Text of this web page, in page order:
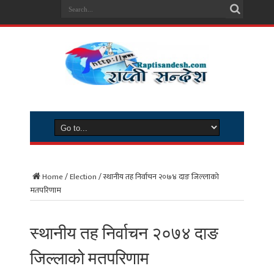
Home/Election/स्थानीय तह निर्वाचन २०७४ दाङ जिल्लाको
मतपरिणाम
स्थानीय तह निर्वाचन २०७४ दाङ
जिल्लाको मतपरिणाम